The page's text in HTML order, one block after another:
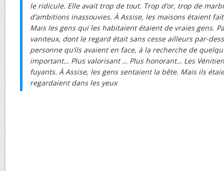
le ridicule. Elle avait trop de tout. Trop d’or, trop de
d’ambitions inassouvies. À Assise, les maisons étaient
Mais les gens qui les habitaient étaient de vraies gens.
vaniteux, dont le regard était sans cesse ailleurs par-
personne qu’ils avaient en face, à la recherche de
important… Plus valorisant … Plus honorant… Les
fuyants. À Assise, les gens sentaient la bête. Mais ils
regardaient dans les yeux